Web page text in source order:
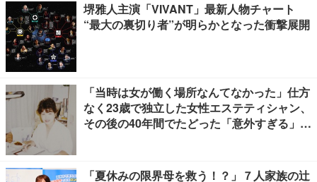
堺雅人主演「VIVANT」最新人物チャート
“最大の裏切り者”が明らかとなった衝撃展開
「当時は女が働く場所なんてなかった」仕方
なく23歳で独立した女性エステティシャン、
その後の40年間でたどった「意外すぎる」紆
「夏休みの限界母を救う！？」７人家族の辻